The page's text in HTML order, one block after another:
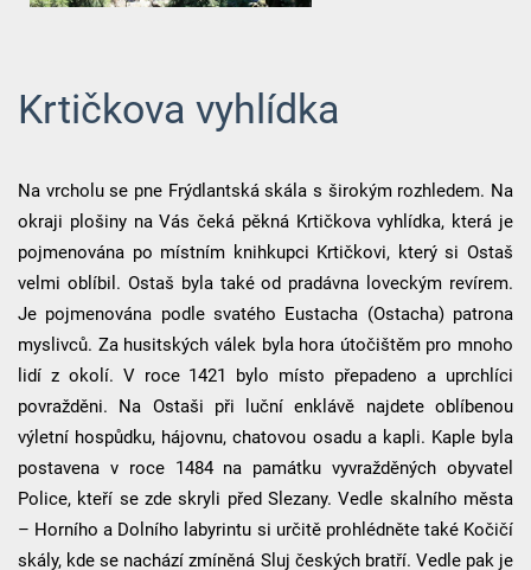
Krtičkova vyhlídka
Na vrcholu se pne Frýdlantská skála s širokým rozhledem. Na
okraji plošiny na Vás čeká pěkná Krtičkova vyhlídka, která je
pojmenována po místním knihkupci Krtičkovi, který si Ostaš
velmi oblíbil. Ostaš byla také od pradávna loveckým revírem.
Je pojmenována podle svatého Eustacha (Ostacha) patrona
myslivců. Za husitských válek byla hora útočištěm pro mnoho
lidí z okolí. V roce 1421 bylo místo přepadeno a uprchlíci
povražděni. Na Ostaši při luční enklávě najdete oblíbenou
výletní hospůdku, hájovnu, chatovou osadu a kapli. Kaple byla
postavena v roce 1484 na památku vyvražděných obyvatel
Police, kteří se zde skryli před Slezany. Vedle skalního města
– Horního a Dolního labyrintu si určitě prohlédněte také Kočičí
skály, kde se nachází zmíněná Sluj českých bratří. Vedle pak je